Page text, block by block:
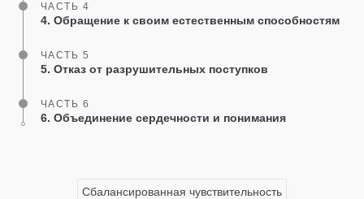
ЧАСТЬ 4
4. Обращение к своим естественным способностям
ЧАСТЬ 5
5. Отказ от разрушительных поступков
ЧАСТЬ 6
6. Объединение сердечности и понимания
Сбалансированная чувствительность